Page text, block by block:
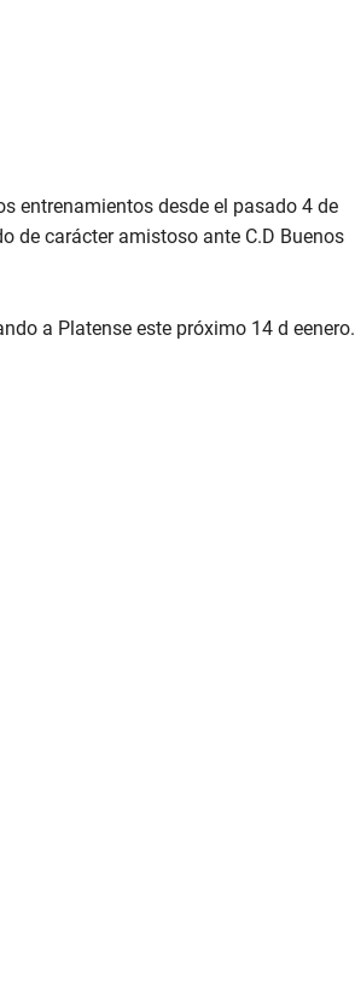
entrenamientos desde el pasado 4 de
de carácter amistoso ante C.D Buenos
a Platense este próximo 14 d eenero.